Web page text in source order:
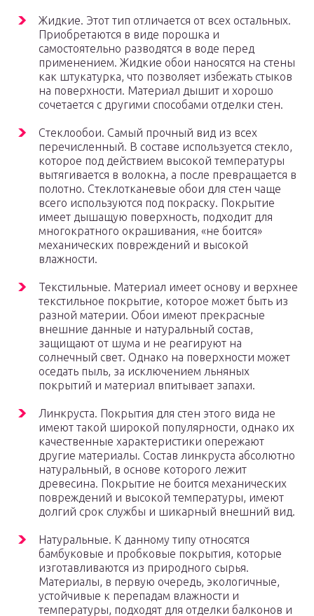
Жидкие. Этот тип отличается от всех остальных.
Приобретаются в виде порошка и
самостоятельно разводятся в воде перед
применением. Жидкие обои наносятся на стены
как штукатурка, что позволяет избежать стыков
на поверхности. Материал дышит и хорошо
сочетается с другими способами отделки стен.
Стеклообои. Самый прочный вид из всех
перечисленный. В составе используется стекло,
которое под действием высокой температуры
вытягивается в волокна, а после превращается в
полотно. Стеклотканевые обои для стен чаще
всего используются под покраску. Покрытие
имеет дышащую поверхность, подходит для
многократного окрашивания, «не боится»
механических повреждений и высокой
влажности.
Текстильные. Материал имеет основу и верхнее
текстильное покрытие, которое может быть из
разной материи. Обои имеют прекрасные
внешние данные и натуральный состав,
защищают от шума и не реагируют на
солнечный свет. Однако на поверхности может
оседать пыль, за исключением льняных
покрытий и материал впитывает запахи.
Линкруста. Покрытия для стен этого вида не
имеют такой широкой популярности, однако их
качественные характеристики опережают
другие материалы. Состав линкруста абсолютно
натуральный, в основе которого лежит
древесина. Покрытие не боится механических
повреждений и высокой температуры, имеют
долгий срок службы и шикарный внешний вид.
Натуральные. К данному типу относятся
бамбуковые и пробковые покрытия, которые
изготавливаются из природного сырья.
Материалы, в первую очередь, экологичные,
устойчивые к перепадам влажности и
температуры, подходят для отделки балконов и